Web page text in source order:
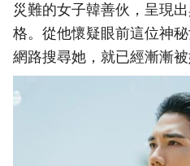
災難的女子韓善伙，呈現
格。從他懷疑眼前這位神
網路搜尋她，就已經漸漸被